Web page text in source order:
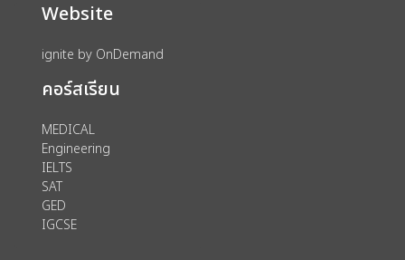
Website
ignite by OnDemand
คอร์สเรียน
MEDICAL
Engineering
IELTS
SAT
GED
IGCSE